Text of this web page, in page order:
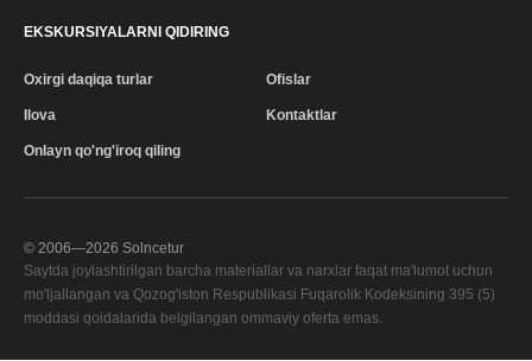
EKSKURSIYALARNI QIDIRING
Oxirgi daqiqa turlar
Ilova
Onlayn qo'ng'iroq qiling
Ofislar
Kontaktlar
© 2006—2026 Solncetur
Saytda joylashtirilgan barcha materiallar va narxlar faqat ma'lumot uchun
mo'ljallangan va Qozog'iston Respublikasi Fuqarolik Kodeksining 395 (5)
moddasi qoidalarida belgilangan ommaviy oferta emas.